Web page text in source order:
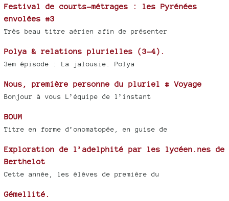
Festival de courts-métrages : les Pyrénées
envolées #3
Très beau titre aérien afin de présenter
Polya & relations plurielles (3-4).
3em épisode : La jalousie. Polya
Nous, première personne du pluriel # Voyage
Bonjour à vous L’équipe de l’instant
BOUM
Titre en forme d’onomatopée, en guise de
Exploration de l’adelphité par les lycéen.nes de
Berthelot
Cette année, les élèves de première du
Gémellité.